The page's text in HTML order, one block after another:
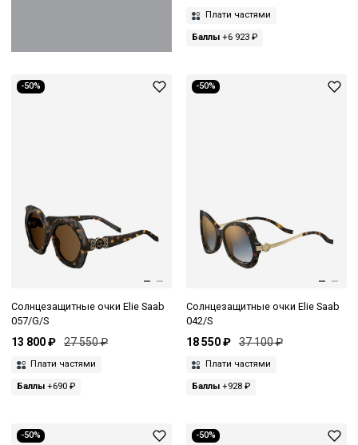
Плати частями
Баллы+6 923 ₽
-50%
Солнцезащитные очки Elie Saab
057/G/S
13 800 ₽ 27 550 ₽
Плати частями
Баллы +690 ₽
-50%
Солнцезащитные очки Elie Saab
042/S
18 550 ₽ 37 100 ₽
Плати частями
Баллы+928 ₽
-50% -50%